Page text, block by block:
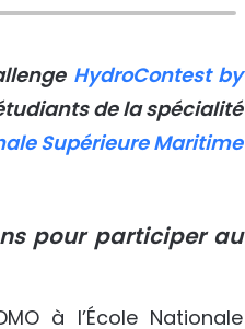
HydroContest by
de la spécialité
Supérieure Maritime
pour participer au
à l’École Nationale